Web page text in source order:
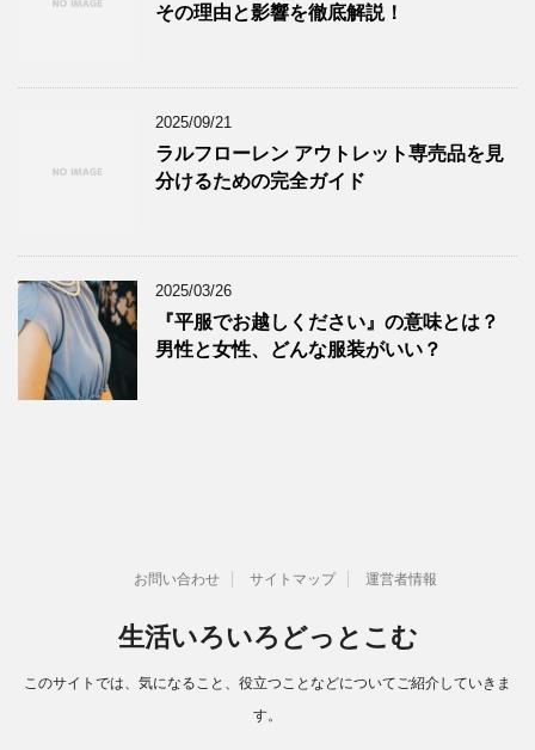
その理由と影響を徹底解説！
2025/09/21
ラルフローレン アウトレット専売品を見
分けるための完全ガイド
2025/03/26
『平服でお越しください』の意味とは？
男性と女性、どんな服装がいい？
お問い合わせ サイトマップ 運営者情報
生活いろいろどっとこむ
このサイトでは、気になること、役立つことなどについてご紹介していきま
す。